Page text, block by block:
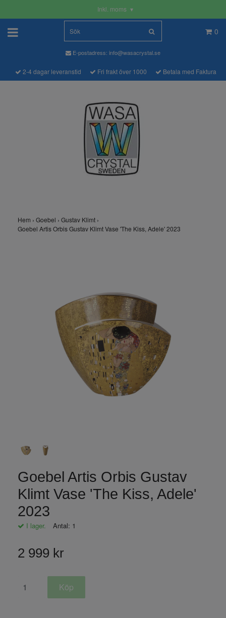
Inkl. moms ▾
0
E-postadress: info@wasacrystal.se
2-4 dagar leveranstid Fri frakt över 1000 Betala med Faktura
Hem › Goebel › Gustav Klimt ›
Goebel Artis Orbis Gustav Klimt Vase 'The Kiss, Adele' 2023
Goebel Artis Orbis Gustav
Klimt Vase 'The Kiss, Adele'
2023
I lager. Antal: 1
2 999 kr